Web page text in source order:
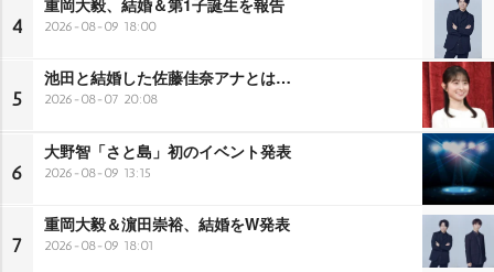
4 2026-08-09 18:00
5
池田と結婚した佐藤佳奈アナとは…
2026-08-07 20:08
6
大野智「さと島」初のイベント発表
2026-08-09 13:15
7
重岡大毅＆濵田崇裕、結婚をW発表
2026-08-09 18:01